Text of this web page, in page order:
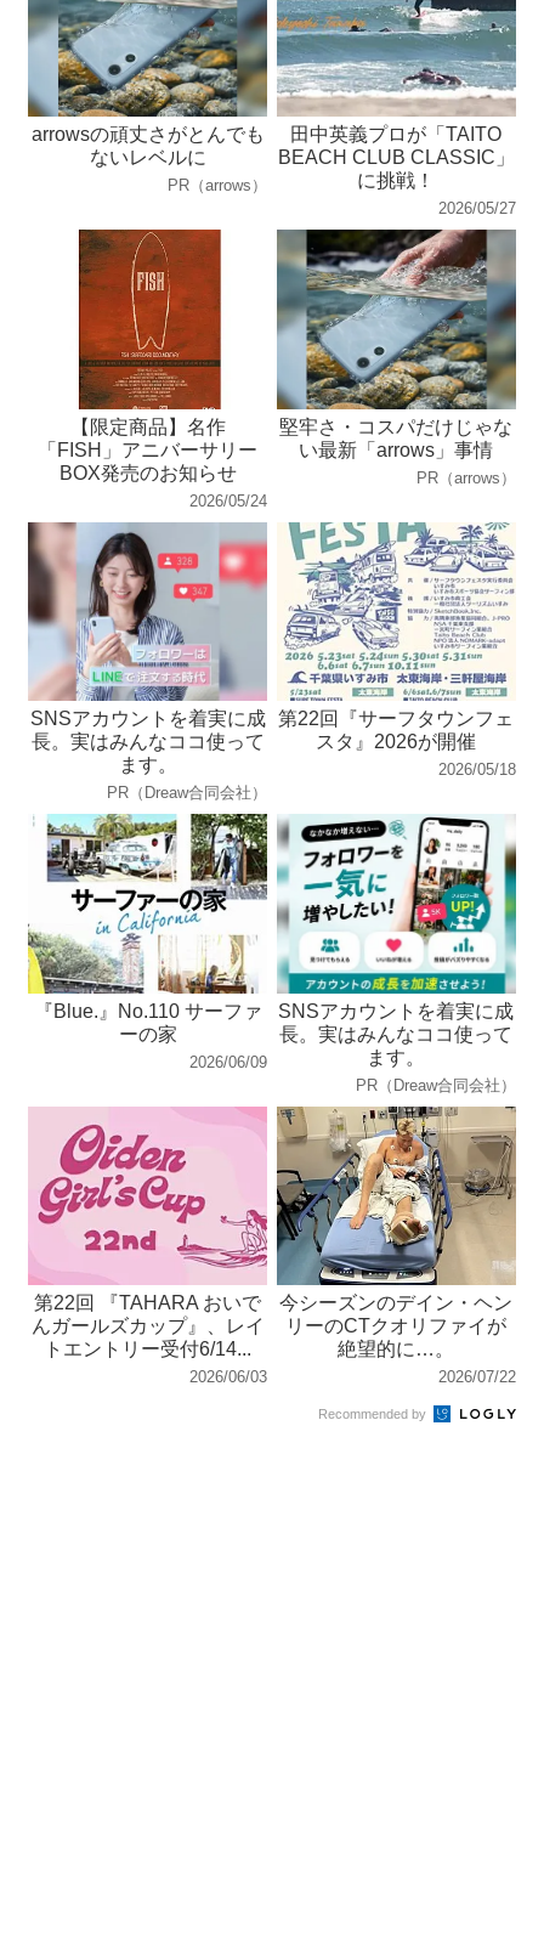
arrowsの頑丈さがとんでも
ないレベルに
PR（arrows）
田中英義プロが「TAITO
BEACH CLUB CLASSIC」
に挑戦！
2026/05/27
【限定商品】名作
「FISH」アニバーサリー
BOX発売のお知らせ
2026/05/24
堅牢さ・コスパだけじゃな
い最新「arrows」事情
PR（arrows）
SNSアカウントを着実に成
長。実はみんなココ使って
ます。
PR（Dreaw合同会社）
第22回『サーフタウンフェ
スタ』2026が開催
2026/05/18
『Blue.』No.110 サーファ
ーの家
2026/06/09
SNSアカウントを着実に成
長。実はみんなココ使って
ます。
PR（Dreaw合同会社）
第22回 『TAHARA おいで
んガールズカップ』、レイ
トエントリー受付6/14...
2026/06/03
今シーズンのデイン・ヘン
リーのCTクオリファイが
絶望的に…。
2026/07/22
Recommended by